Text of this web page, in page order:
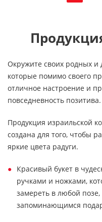
Окружите своих родных
которые помимо своего
отличное настроение и
повседневность позитива.
Продукция израильской
создана для того, чтобы
яркие цвета радуги.
Красивый букет в
ручками и ножками,
замереть в любой
запоминающимся